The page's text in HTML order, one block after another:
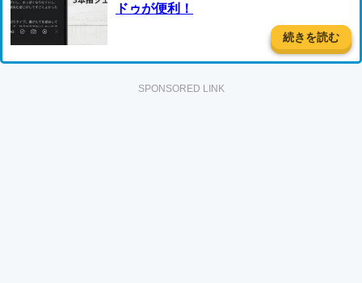
ドゥが便利！
続きを読む
SPONSORED LINK